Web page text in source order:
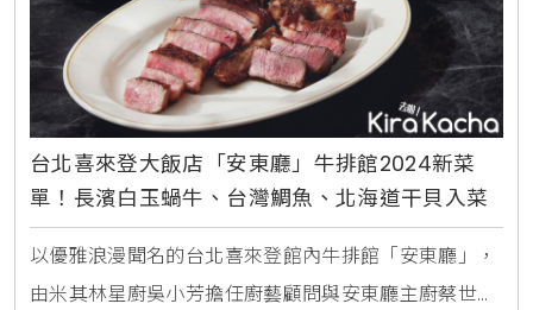
台北喜來登大飯店「安東廳」牛排館2024新菜
單！長濱白玉蝸牛、台灣鯛魚、北海道干貝入菜
以優雅浪漫聞名的台北喜來登館內牛排館「安東廳」，
由米其林星廚吳小芳擔任廚藝顧問與安東廳主廚蔡世上1